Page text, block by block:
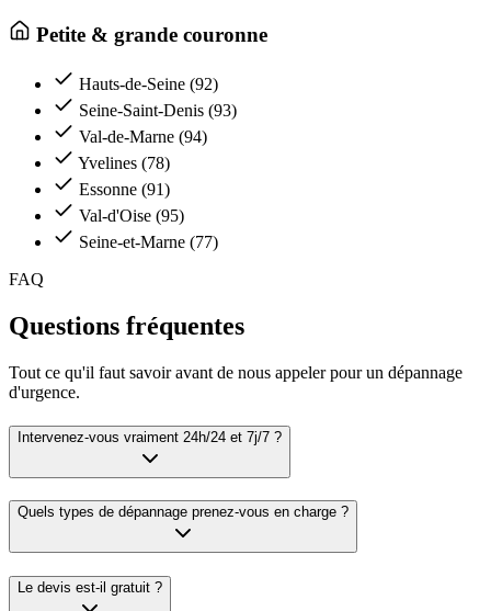
Petite & grande couronne
Hauts-de-Seine (92)
Seine-Saint-Denis (93)
Val-de-Marne (94)
Yvelines (78)
Essonne (91)
Val-d'Oise (95)
Seine-et-Marne (77)
FAQ
Questions fréquentes
Tout ce qu'il faut savoir avant de nous appeler pour un dépannage
d'urgence.
Intervenez-vous vraiment 24h/24 et 7j/7 ?
Quels types de dépannage prenez-vous en charge ?
Le devis est-il gratuit ?